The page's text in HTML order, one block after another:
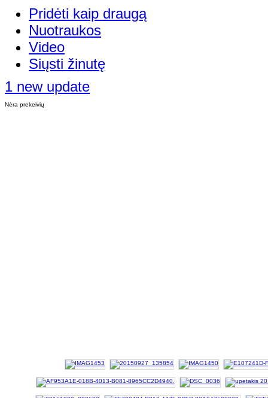
Pridėti kaip draugą
Nuotraukos
Video
Siųsti žinutę
1 new update
Nėra prekeivių